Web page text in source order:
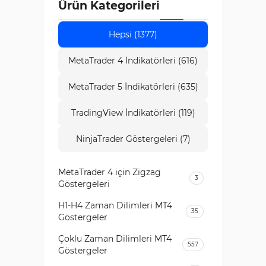
Ürün Kategorileri
Hepsi (1377)
MetaTrader 4 İndikatörleri (616)
MetaTrader 5 İndikatörleri (635)
TradingView İndikatörleri (119)
NinjaTrader Göstergeleri (7)
MetaTrader 4 için Zigzag
Göstergeleri
3
H1-H4 Zaman Dilimleri MT4
Göstergeler
35
Çoklu Zaman Dilimleri MT4
Göstergeler
557